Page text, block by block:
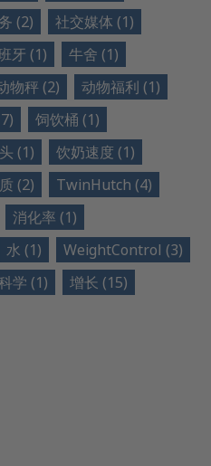
(2)
社交媒体 (1)
牙 (1)
牛舍 (1)
物秤 (2)
动物福利 (1)
饲饮桶 (1)
(1)
饮奶速度 (1)
(2)
TwinHutch (4)
消化率 (1)
水 (1)
WeightControl (3)
学 (1) 增长 (15)